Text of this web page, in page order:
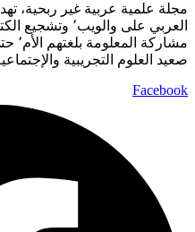
مجلة علمية عربية غير ربحية،
العربي على
صعيد العلوم التجريبية
Facebook